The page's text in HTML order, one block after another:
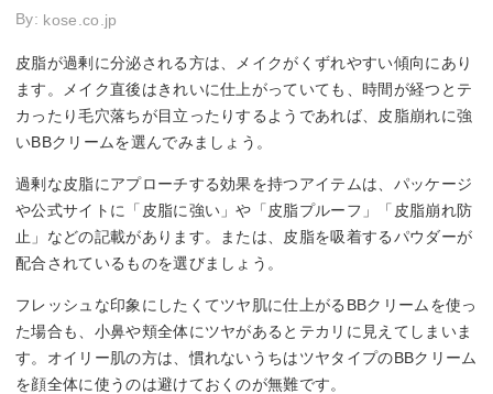
By: kose.co.jp
皮脂が過剰に分泌される方は、メイクがくずれやすい傾向にあり
ます。メイク直後はきれいに仕上がっていても、時間が経つとテ
カったり毛穴落ちが目立ったりするようであれば、皮脂崩れに強
いBBクリームを選んでみましょう。
過剰な皮脂にアプローチする効果を持つアイテムは、パッケージ
や公式サイトに「皮脂に強い」や「皮脂プルーフ」「皮脂崩れ防
止」などの記載があります。または、皮脂を吸着するパウダーが
配合されているものを選びましょう。
フレッシュな印象にしたくてツヤ肌に仕上がるBBクリームを使っ
た場合も、小鼻や頬全体にツヤがあるとテカリに見えてしまいま
す。オイリー肌の方は、慣れないうちはツヤタイプのBBクリーム
を顔全体に使うのは避けておくのが無難です。